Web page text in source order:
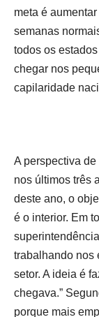
meta é
semanas
todos os
chegar nos
capilaridade
A perspectiva
nos últimos três
deste ano, o
é o interior. Em
trabalhando nos
setor. A ideia é
chegava.”
porque mais